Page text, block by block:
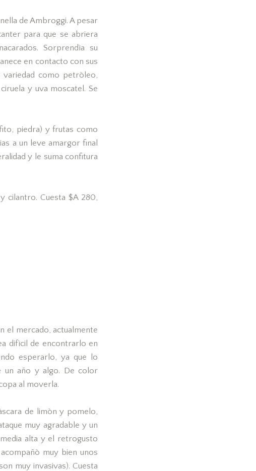
de Ambroggi. A pesar
para que se abriera
Sorprendìa su
en contacto con sus
variedad como petròleo,
y uva moscatel. Se
piedra) y frutas como
a un leve amargor final
y le suma confitura
cilantro. Cuesta $A 280,
el mercado, actualmente
difìcil de encontrarlo en
esperarlo, ya que lo
un año y algo. De color
al moverla.
de limòn y pomelo,
muy agradable y un
alta y el retrogusto
muy bien unos
muy invasivas). Cuesta